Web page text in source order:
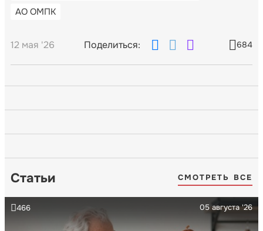
АО ОМПК
12 мая '26 Поделиться: 684
Статьи СМОТРЕТЬ ВСЕ
05 августа '26
466